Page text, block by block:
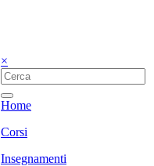
×
Home
Corsi
Insegnamenti